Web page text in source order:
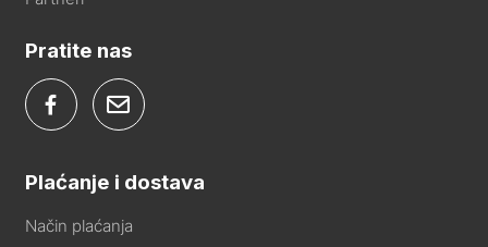
Pratite nas
Plaćanje i dostava
Način plaćanja